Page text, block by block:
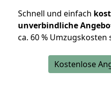
Schnell und einfach
unverbindliche
ca. 60 % Umzugskosten
Kostenlose